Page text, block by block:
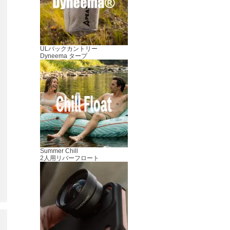
ULバックカントリー
Dyneema タープ
Summer Chill
2人用リバーフロート